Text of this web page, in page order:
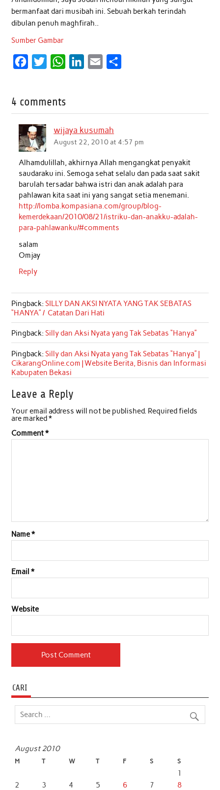
bermanfaat dari musibah ini. Sebuah berkah terindah
dibulan penuh maghfirah..
Sumber Gambar
e
o
o
k
t
W
t
A
p
d
n
4 comments
wijaya kusumah
August 22, 2010 at 4:57 pm
Alhamdulillah, akhirnya Allah mengangkat penyakit
saudaraku ini. Semoga sehat selalu dan pada saat sakit
barulah tersadar bahwa istri dan anak adalah para
pahlawan kita saat ini yang sangat setia menemani.
http://lomba.kompasiana.com/group/blog-
kemerdekaan/2010/08/21/istriku-dan-anakku-adalah-
para-pahlawanku/#comments
salam
Omjay
Reply
Pingback: SILLY DAN AKSI NYATA YANG TAK SEBATAS
“HANYA” / Catatan Dari Hati
Pingback: Silly dan Aksi Nyata yang Tak Sebatas “Hanya”
Pingback: Silly dan Aksi Nyata yang Tak Sebatas “Hanya” |
CikarangOnline.com | Website Berita, Bisnis dan Informasi
Kabupaten Bekasi
Leave a Reply
Your email address will not be published. Required fields
are marked*
Comment*
Name*
Email *
Website
CARI
August 2010
M T W T F S S
1
2
3 4 5 6 7
8